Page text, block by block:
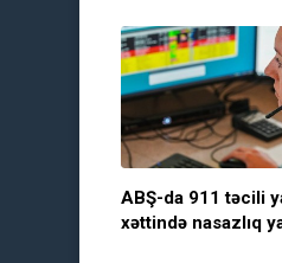
ABŞ-da 911 təcili
xəttində nasazlıq